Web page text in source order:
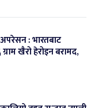
: भारतबाट
खैरो हेरोइन बरामद,